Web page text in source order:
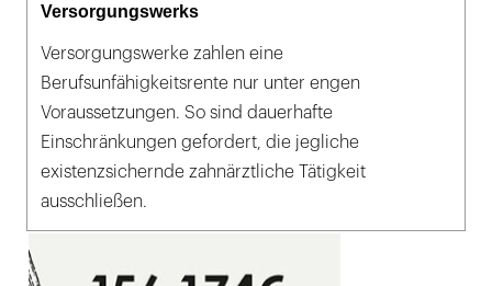
Versorgungswerks
Versorgungswerke zahlen eine
Berufsunfähigkeitsrente nur unter engen
Voraussetzungen. So sind dauerhafte
Einschränkungen gefordert, die jegliche
existenzsichernde zahnärztliche Tätigkeit
ausschließen.